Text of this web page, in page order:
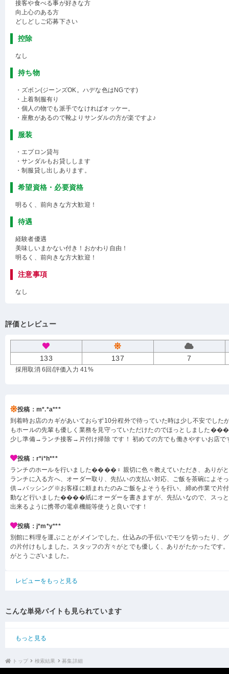
接客や食べる事が好きな方
向上心のある方
どしどしご応募下さい
控除
なし
持ち物
・ズボン(ジーンズOK。ハデな色はNGです)
・上着制服有り
・個人の物でも派手でなければオッケー。
・座敷があるので靴よりサンダルの方が楽ですよ♪
服装
・エプロン貸与
・サンダルもお貸しします
・制服貸し出しあります。
希望資格・必要資格
明るく、前向きな方大歓迎！
待遇
経験者優遇
美味しいまかない付き！おかわり自由！
明るく、前向きな方大歓迎！
注意事項
なし
評価とレビュー
133 137 7
採用取消 6回 /評価入力 41%
投稿：m*.*a***
到着時お店のカギがあいておらず10分程外で待っていた時は少し不安でした
もホールの先輩も優しく業務を見守っていただけたのでほっとしました
少し準備→ランチ接客→片付け掃除 です！ 初めての方でも働きやすいお
投稿：r*i*h***
ランチのホールを行いました����‍♀️ 親切に色々教えていただき、あり
ランチに入る方へ、オーダー取り、先払いの支払い対応、ご飯を茶碗によそ
供→バッシング※お客様に頼まれたのみご飯をよそうを行い、締め作業で片
動など行いました����紙にオーダーを書きますが、先払いなので、スっ
出来るように携帯の電卓機能等使うと良いです！
投稿：j*m*y***
別館に料理を運ぶことがメインでした。仕込みの手伝いでモツを切ったり、
の片付けもしました。スタッフの方々がとでも優しく、ありがたかったです
がとうございました。
レビューをもっと見る
こんな単発バイトも見られています
もっと見る
トップ 検索結果 募集詳細